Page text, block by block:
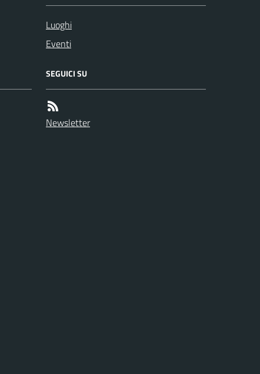
Luoghi
Eventi
SEGUICI SU
Newsletter